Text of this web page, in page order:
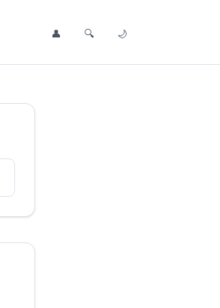
Profile
👤 Search Post
🔍 Toggle Dark Mode
🌙